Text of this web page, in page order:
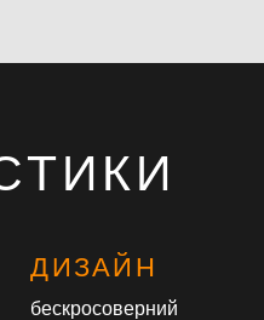
ДИЗАЙН
бескросоверний